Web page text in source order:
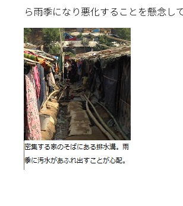
ら雨季になり悪化することを懸念し